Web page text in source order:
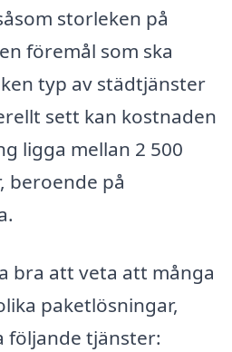
storleken på
föremål som ska
typ av städtjänster
sett kan kostnaden
ligga mellan 2 500
beroende på
bra att veta att många
paketlösningar,
följande tjänster: